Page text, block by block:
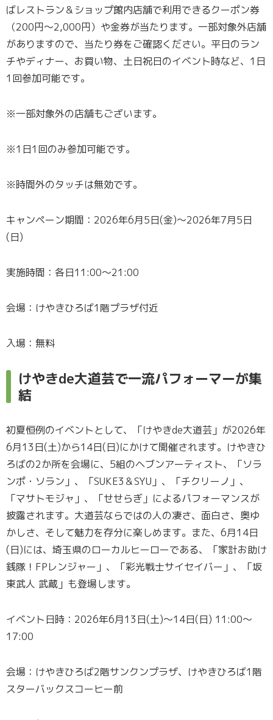
ばレストラン＆ショップ館内店舗で利用できるクーポン券
（200円～2,000円）や金券が当たります。一部対象外店舗
がありますので、当たり券をご確認ください。平日のラン
チやディナー、お買い物、土日祝日のイベント時など、1日
1回参加可能です。
※一部対象外の店舗もございます。
※1日1回のみ参加可能です。
※時間外のタッチは無効です。
キャンペーン期間：2026年6月5日(金)～2026年7月5日
(日)
実施時間：各日11:00～21:00
会場：けやきひろば1階プラザ付近
入場：無料
けやきde大道芸で一流パフォーマーが集
結
初夏恒例のイベントとして、「けやきde大道芸」が2026年
6月13日(土)から14日(日)にかけて開催されます。けやきひ
ろばの2か所を会場に、5組のヘブンアーティスト、「ソラ
ンポ・ソラン」、「SUKE3＆SYU」、「チクリーノ」、
「マサトモジャ」、「せせらぎ」によるパフォーマンスが
披露されます。大道芸ならではの人の凄さ、面白さ、奥ゆ
かしさ、そして魅力を存分に楽しめます。また、6月14日
(日)には、埼玉県のローカルヒーローである、「家計お助け
銭隊！FPレンジャー」、「彩光戦士サイセイバー」、「坂
東武人 武蔵」も登場します。
イベント日時：2026年6月13日(土)～14日(日) 11:00～
17:00
会場：けやきひろば2階サンクンプラザ、けやきひろば1階
スターバックスコーヒー前